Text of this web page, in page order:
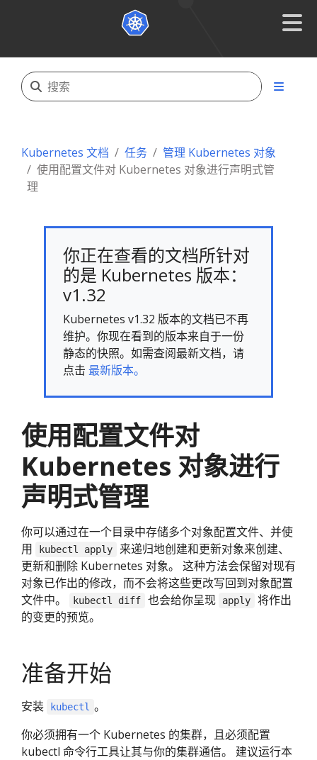
Kubernetes 文档 任务
管理 Kubernetes 对象
使用配置文件对 Kubernetes 对象进行声明式管
理
你正在查看的文档所针对
的是 Kubernetes 版本：
v1.32
Kubernetes v1.32 版本的文档已不再
维护。你现在看到的版本来自于一份
静态的快照。如需查阅最新文档，请
点击 最新版本。
使用配置文件对
Kubernetes 对象进行
声明式管理
你可以通过在一个目录中存储多个对象配置文件、并使
用
kubectl apply
来递归地创建和更新对象来创建、
更新和删除 Kubernetes 对象。 这种方法会保留对现有
对象已作出的修改，而不会将这些更改写回到对象配置
文件中。
kubectl diff 也会给你呈现 apply
将作出
的变更的预览。
准备开始
安装 kubectl 。
你必须拥有一个 Kubernetes 的集群，且必须配置
kubectl 命令行工具让其与你的集群通信。 建议运行本